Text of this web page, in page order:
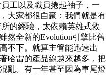
工以及職員捲起袖子，一
大家都很自豪：我們就是有
的經驗，太依賴英雄式救
然全新的Evolution引擎比舊
不下。就算主管能迅速出
哈雷的產品線越來越多，把
亂。有一年甚至因為車尾燈